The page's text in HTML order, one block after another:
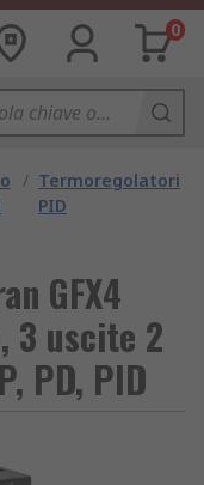
0
/ Termoregolatori
PID
GFX4
3 uscite 2
PD, PID